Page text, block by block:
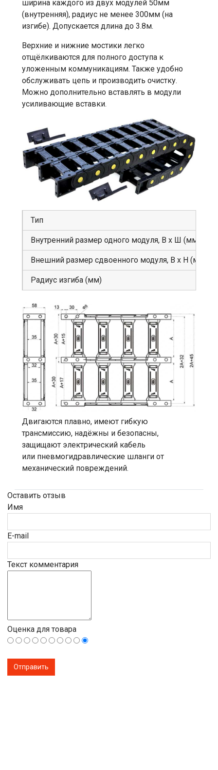
ширина каждого из двух модулей 50мм
(внутренняя), радиус не менее 300мм (на
изгибе). Допускается длина до 3.8м.
Верхние и нижние мостики легко
отщёлкиваются для полного доступа к
уложенным коммуникациям. Также удобно
обслуживать цепь и производить очистку.
Можно дополнительно вставлять в модули
усиливающие вставки.
Тип
Внутренний размер одного модуля, В х Ш (мм)
Внешний размер сдвоенного модуля, В х Н (мм)
Радиус изгиба (мм)
Двигаются плавно, имеют гибкую
трансмиссию, надёжны и безопасны,
защищают электрический кабель
или пневмогидравлические шланги от
механический повреждений.
Оставить отзыв
Имя
E-mail
Текст комментария
Оценка для товара